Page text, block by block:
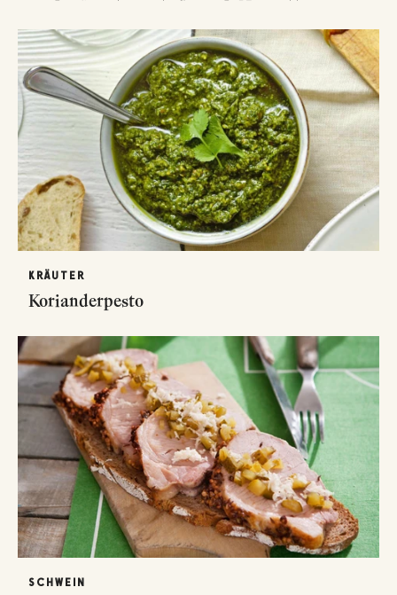
KRÄUTER
Korianderpesto
SCHWEIN